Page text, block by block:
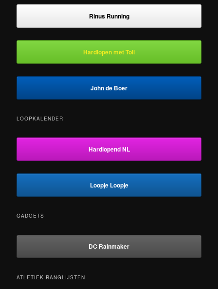
Rinus Running
Hardlopen met Toli
John de Boer
LOOPKALENDER
Hardlopend NL
Loopje Loopje
GADGETS
DC Rainmaker
ATLETIEK RANGLIJSTEN